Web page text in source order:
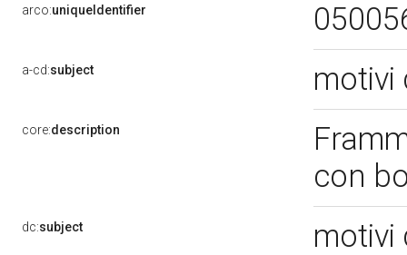
arco:uniqueIdentifier
a-cd:subject motivi
core:description
con
dc:subject motivi